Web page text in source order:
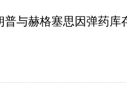
普与赫格塞思因弹药库